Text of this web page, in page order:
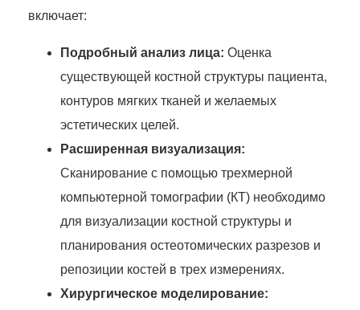
включает:
Подробный анализ лица: Оценка
существующей костной структуры пациента,
контуров мягких тканей и желаемых
эстетических целей.
Расширенная визуализация:
Сканирование с помощью трехмерной
компьютерной томографии (КТ) необходимо
для визуализации костной структуры и
планирования остеотомических разрезов и
репозиции костей в трех измерениях.
Хирургическое моделирование: